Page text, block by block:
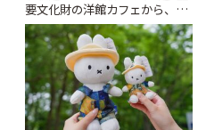
要文化財の洋館カフェから、改
札すぐのレトロ喫茶まで~ | こと
りっぷ